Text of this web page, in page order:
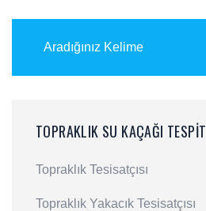
TOPRAKLIK SU KAÇAĞI TESPIT
Topraklık Tesisatçısı
Topraklık Yakacık Tesisatçısı